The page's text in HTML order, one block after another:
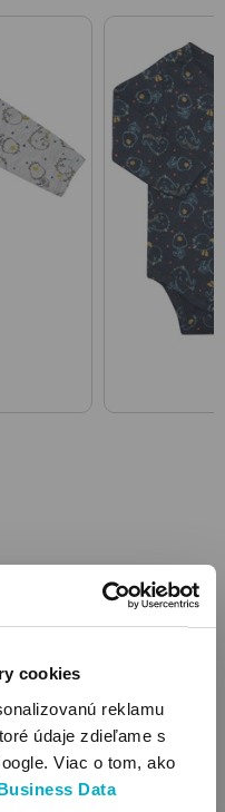
cookies
reklamu
údaje zdieľame s
Viac o tom, ako
Data
elastan
výstrihom, medzi